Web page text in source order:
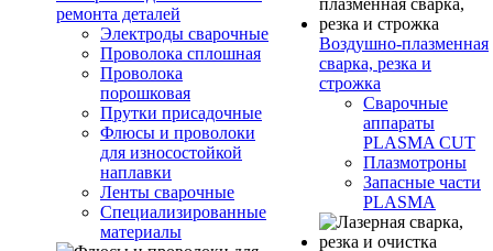
ремонта деталей
Электроды сварочные
Проволока сплошная
Проволока
порошковая
Прутки присадочные
Флюсы и проволоки
для износостойкой
наплавки
Ленты сварочные
Специализированные
материалы
Воздушно-плазменная
сварка, резка и
строжка
Сварочные
аппараты
PLASMA CUT
Плазмотроны
Запасные части
PLASMA